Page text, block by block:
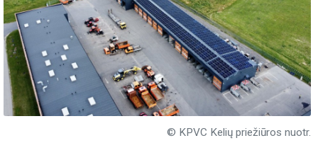
© KPVC Kelių priežiūros nuotr.